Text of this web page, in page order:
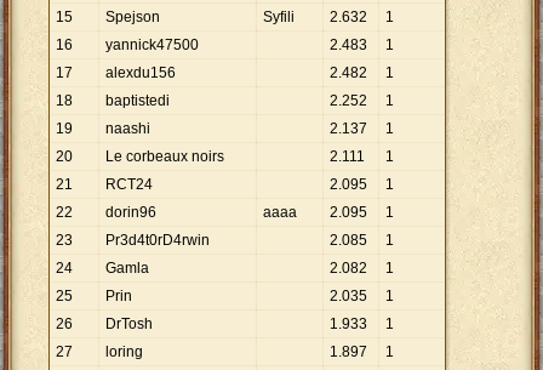
15
Spejson Syfili 2.632
1
16
yannick47500 2.483
1
17
alexdu156 2.482
1
18
baptistedi 2.252
1
19
naashi 2.137
1
20
Le corbeaux noirs 2.111
1
21
RCT24 2.095
1
22
dorin96 aaaa 2.095
1
23
Pr3d4t0rD4rwin 2.085
1
24
Gamla 2.082
1
25
Prin 2.035
1
26
DrTosh 1.933
1
27
loring 1.897
1